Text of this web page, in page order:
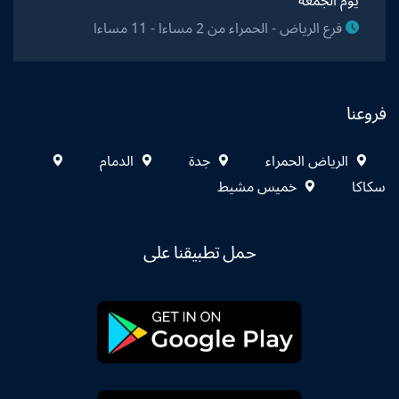
فرع الرياض - الحمراء من 2 مساءا - 11 مساءا
فروعنا
الرياض الحمراء جدة
الدمام
سكاكا
خميس مشيط
حمل تطبيقنا على